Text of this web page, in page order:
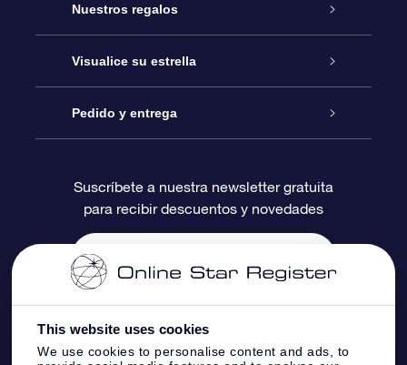
This website uses cookies
We use cookies to personalise content and ads, to
Atención
Contáctanos
Blog
Reseñas
Nuestros regalos
Regalo Estrella Online
Paquete de Regalo OSR
Tarjeta de Regalo OSR
Regalos empresariales
Visualice su estrella
Registro estelar
Página de Estrella Personalizada
Un Millón de Estrellas
Pedido y entrega
Información de Pago
Información de Envío
Suscríbete a nuestra newsletter gratuita
para recibir descuentos y novedades